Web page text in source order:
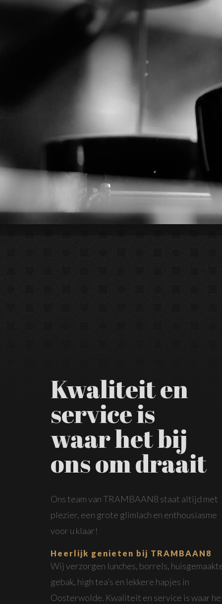
Kwaliteit en
service is
waar het bij
ons om draait
Ons team van TRAMBAAN8 staat altijd met
plezier, een grote glimlach en enthousiasme
voor u klaar!
Heerlijk genieten bij TRAMBAAN8
Wij verzorgen lunches, borrels,
gebak, high tea’s en lekkere hapjes in
Oosterwolde. Kwaliteit en service is waar